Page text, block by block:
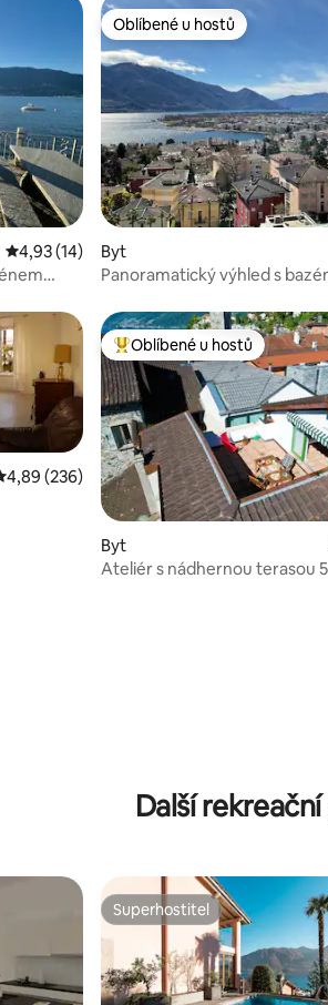
Průměrné hodnocení 4,93 z 5, 14
4,93 (14)
Oblíbené u hostů
Oblíbené u hostů
Byt
Panoramatický výhled s
hodnocení 4,89 z 5, 236
4,89 (236)
Nejlepší v kategorii Oblíbené
Oblíbené u hostů
Byt
Ateliér s nádhernou terasou
Další
Superhostitel
Superhostitel